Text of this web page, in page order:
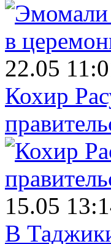
22.05
Кохир
15.05
В